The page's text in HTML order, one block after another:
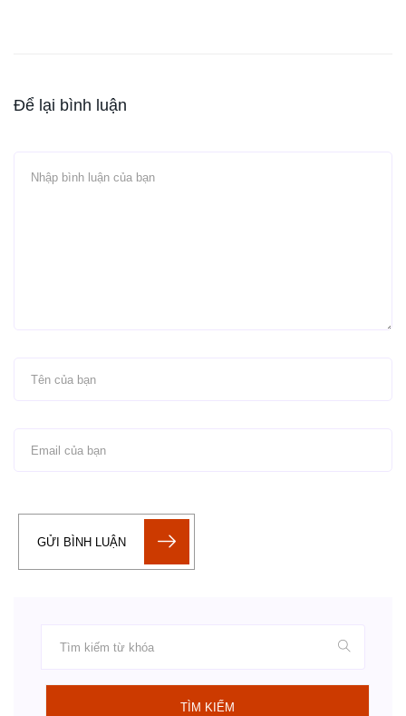
Để lại bình luận
GỬI BÌNH LUẬN
TÌM KIẾM